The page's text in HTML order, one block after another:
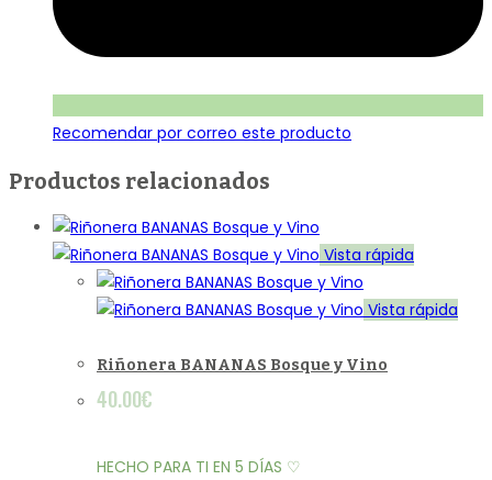
Recomendar por correo este producto
Productos relacionados
Vista rápida
Vista rápida
Riñonera BANANAS Bosque y Vino
40.00€
HECHO PARA TI EN 5 DÍAS ♡